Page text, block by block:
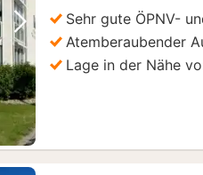
Nächstes Bild
Sehr gute ÖPNV-
Atemberaubender
Lage in der Nähe